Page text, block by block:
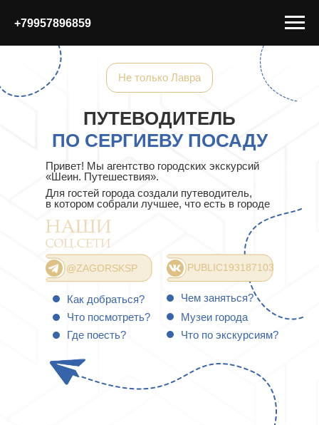
+79957896859
ПУТЕВОДИТЕЛЬ
ПО СЕРГИЕВУ ПОСАДУ
Привет! Мы агентство городских экскурсий
«Шеин. Путешествия».
Для гостей города создали путеводитель,
в котором собрали лучшее, что есть в городе
Не только Лавра
Как добраться?
Где поесть?
Чем заняться?
Что по экскурсиям?
Что посмотреть? Музеи города
@ZAGORSKSP PUBLIC193187103